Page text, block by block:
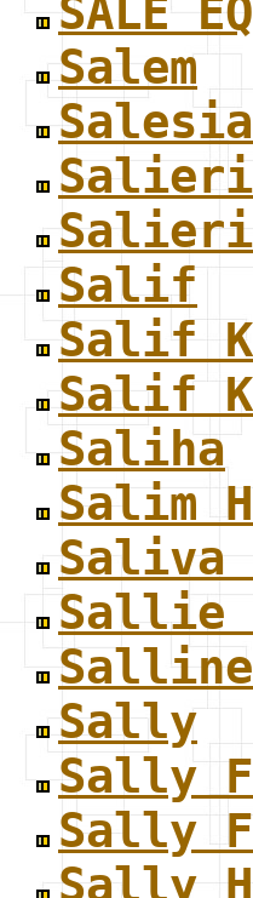
SALE
Salem
Salif
Salif
Salif
Saliha
Salim
Saliva
Sallie
Sally
Sally
Sally
Sally